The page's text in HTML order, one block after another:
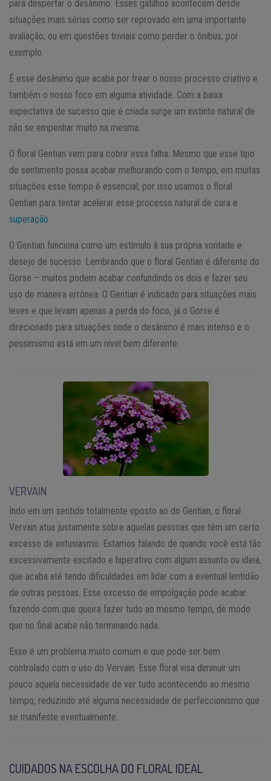
para despertar o desânimo. Esses gatilhos acontecem desde
situações mais sérias como ser reprovado em uma importante
avaliação, ou em questões triviais como perder o ônibus, por
exemplo.
É esse desânimo que acaba por frear o nosso processo criativo e
também o nosso foco em alguma atividade. Com a baixa
expectativa de sucesso que é criada surge um instinto natural de
não se empenhar muito na mesma.
O floral Gentian vem para cobrir essa falha. Mesmo que esse tipo
de sentimento possa acabar melhorando com o tempo, em muitas
situações esse tempo é essencial; por isso usamos o floral
Gentian para tentar acelerar esse processo natural de cura e
superação
O Gentian funciona como um estímulo à sua própria vontade e
desejo de sucesso. Lembrando que o floral Gentian é diferente do
Gorse – muitos podem acabar confundindo os dois e fazer seu
uso de maneira errônea. O Gentian é indicado para situações mais
leves e que levam apenas a perda do foco, já o Gorse é
direcionado para situações onde o desânimo é mais intenso e o
pessimismo está em um nível bem diferente.
VERVAIN
Indo em um sentido totalmente oposto ao do Gentian, o floral
Vervain atua justamente sobre aquelas pessoas que têm um certo
excesso de entusiasmo. Estamos falando de quando você está tão
excessivamente excitado e hiperativo com algum assunto ou ideia,
que acaba até tendo dificuldades em lidar com a eventual lentidão
de outras pessoas. Esse excesso de empolgação pode acabar
fazendo com que queira fazer tudo ao mesmo tempo, de modo
que no final acabe não terminando nada.
Esse é um problema muito comum e que pode ser bem
controlado com o uso do Vervain. Esse floral visa diminuir um
pouco aquela necessidade de ver tudo acontecendo ao mesmo
tempo, reduzindo até alguma necessidade de perfeccionismo que
se manifeste eventualmente.
CUIDADOS NA ESCOLHA DO FLORAL IDEAL